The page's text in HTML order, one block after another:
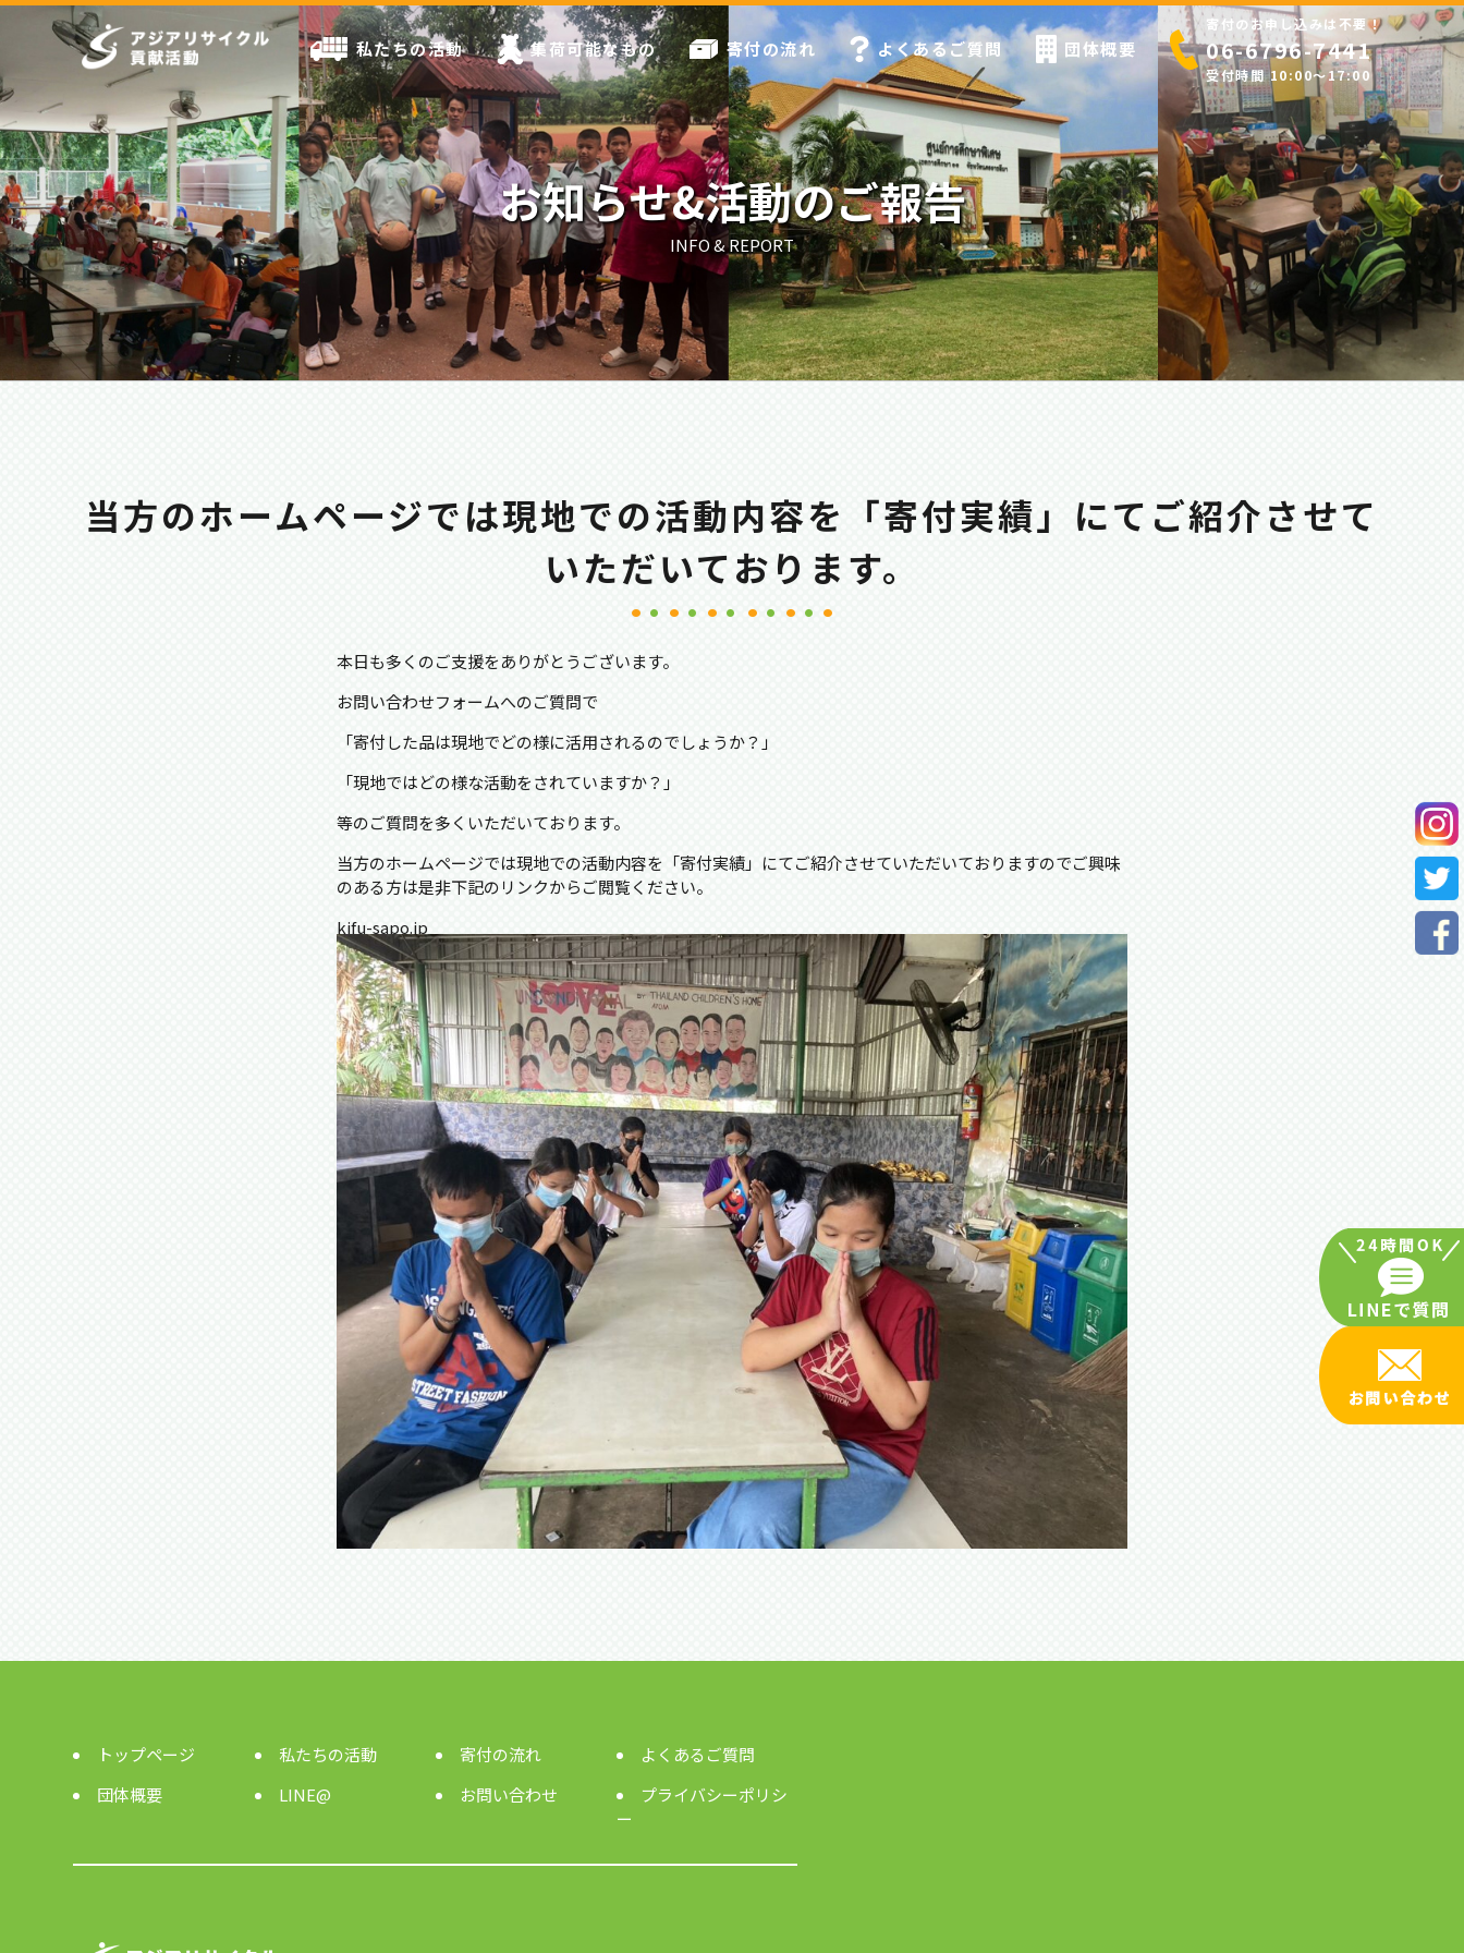
私たちの活動 集荷可能なもの 寄付の流れ よくあるご質問 団体概要
寄付のお申し込みは不要！
06-6796-7441
受付時間 10:00〜17:00
お知らせ&活動のご報告
INFO & REPORT
当方のホームページでは現地での活動内容を「寄付実績」にてご紹介させて
いただいております。
本日も多くのご支援をありがとうございます。
お問い合わせフォームへのご質問で
「寄付した品は現地でどの様に活用されるのでしょうか？」
「現地ではどの様な活動をされていますか？」
等のご質問を多くいただいております。
当方のホームページでは現地での活動内容を「寄付実績」にてご紹介させていただいておりますのでご興味
のある方は是非下記のリンクからご閲覧ください。
kifu-sapo.jp
トップページ 私たちの活動 寄付の流れ
よくあるご質問
団体概要
LINE@ お問い合わせ
プライバシーポリシ
ー